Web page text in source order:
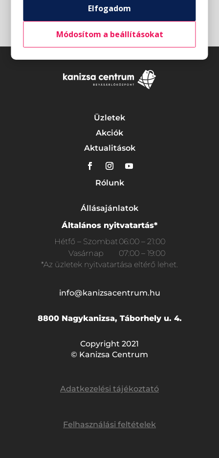
Üzletek
Akciók
Aktualitások
Rólunk
Állásajánlatok
Általános nyitvatartás*
Hétfő – Szombat06:00 – 21:00
Vasárnap
07:00 – 19:00
*Az üzletek nyitvatartása eltérő lehet.
info@kanizsacentrum.hu
8800 Nagykanizsa, Táborhely u. 4.
Copyright 2021
© Kanizsa Centrum
Adatkezelési tájékoztató
Felhasználási feltételek
Elfogadom
Módosítom a beállításokat